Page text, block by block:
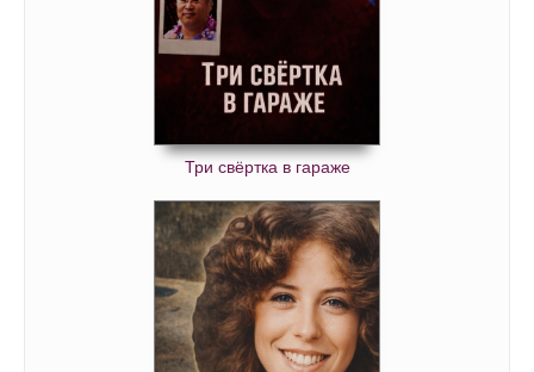
Три свёртка в гараже